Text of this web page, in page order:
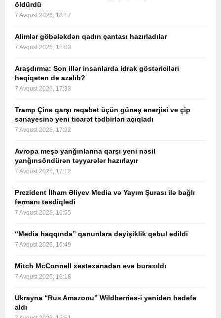
öldürdü
7 Avqust 2026, 18:17
Alimlər göbələkdən qadın çantası hazırladılar
7 Avqust 2026, 18:03
Araşdırma: Son illər insanlarda idrak göstəriciləri
həqiqətən də azalıb?
7 Avqust 2026, 17:33
Tramp Çinə qarşı rəqabət üçün günəş enerjisi və çip
sənayesinə yeni ticarət tədbirləri açıqladı
7 Avqust 2026, 17:22
Avropa meşə yanğınlarına qarşı yeni nəsil
yanğınsöndürən təyyarələr hazırlayır
7 Avqust 2026, 17:12
Prezident İlham Əliyev Media və Yayım Şurası ilə bağlı
fərmanı təsdiqlədi
7 Avqust 2026, 16:55
“Media haqqında” qanunlara dəyişiklik qəbul edildi
7 Avqust 2026, 16:49
Mitch McConnell xəstəxanadan evə buraxıldı
7 Avqust 2026, 16:18
Ukrayna “Rus Amazonu” Wildberries-i yenidən hədəfə
aldı